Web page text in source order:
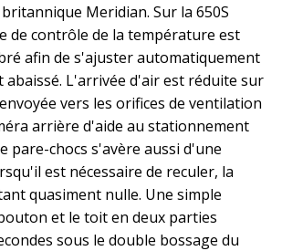
Meridian. Sur la 650S
de contrôle de la température est
afin de s'ajuster automatiquement
abaissé. L'arrivée d'air est réduite sur
vers les orifices de ventilation
arrière d'aide au stationnement
pare-chocs s'avère aussi d'une
est nécessaire de reculer, la
quasiment nulle. Une simple
et le toit en deux parties
sous le double bossage du